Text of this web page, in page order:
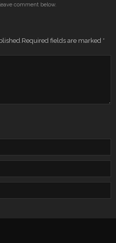
comment below.
Required fields are marked *